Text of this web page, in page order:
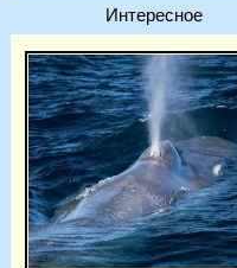
Интересное